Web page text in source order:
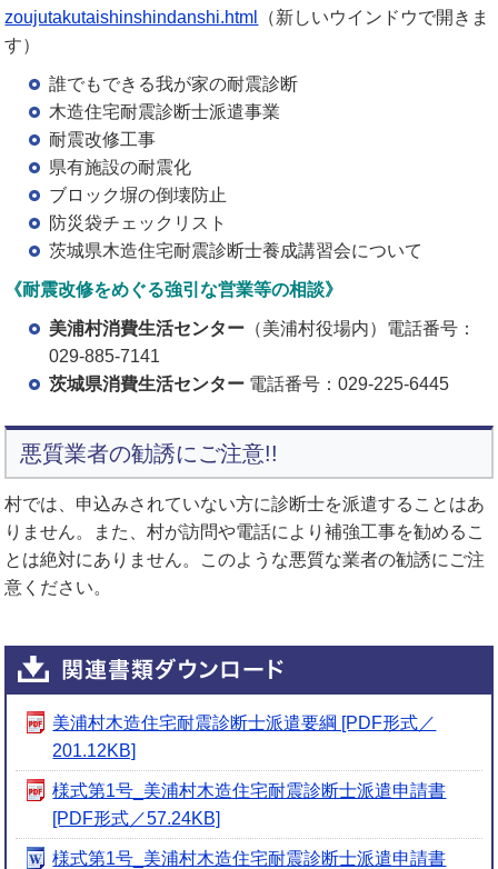
zoujutakutaishinshindanshi.html
（新しいウインドウで開きま
す）
誰でもできる我が家の耐震診断
木造住宅耐震診断士派遣事業
耐震改修工事
県有施設の耐震化
ブロック塀の倒壊防止
防災袋チェックリスト
茨城県木造住宅耐震診断士養成講習会について
《耐震改修をめぐる強引な営業等の相談》
美浦村消費生活センター （美浦村役場内）電話番号：
029-885-7141
茨城県消費生活センター 電話番号：029-225-6445
悪質業者の勧誘にご注意!!
村では、申込みされていない方に診断士を派遣することはあ
りません。また、村が訪問や電話により補強工事を勧めるこ
とは絶対にありません。このような悪質な業者の勧誘にご注
意ください。
美浦村木造住宅耐震診断士派遣要綱 [PDF形式／
201.12KB]
様式第1号_美浦村木造住宅耐震診断士派遣申請書
[PDF形式／57.24KB]
様式第1号_美浦村木造住宅耐震診断士派遣申請書